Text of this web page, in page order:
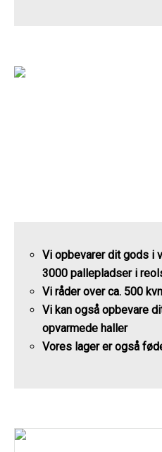
Vi opbevarer dit gods i
3000 pallepladser i
Vi råder over ca. 500
Vi kan også opbevare
opvarmede haller
Vores lager er også